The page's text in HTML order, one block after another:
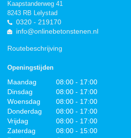
Kaapstanderweg 41
8243 RB Lelystad
0320 - 219170
info@onlinebetonstenen.nl
Routebeschrijving
Openingstijden
Maandag
08:00 - 17:00
Dinsdag
08:00 - 17:00
Woensdag
08:00 - 17:00
Donderdag
08:00 - 17:00
Vrijdag
08:00 - 17:00
Zaterdag
08:00 - 15:00